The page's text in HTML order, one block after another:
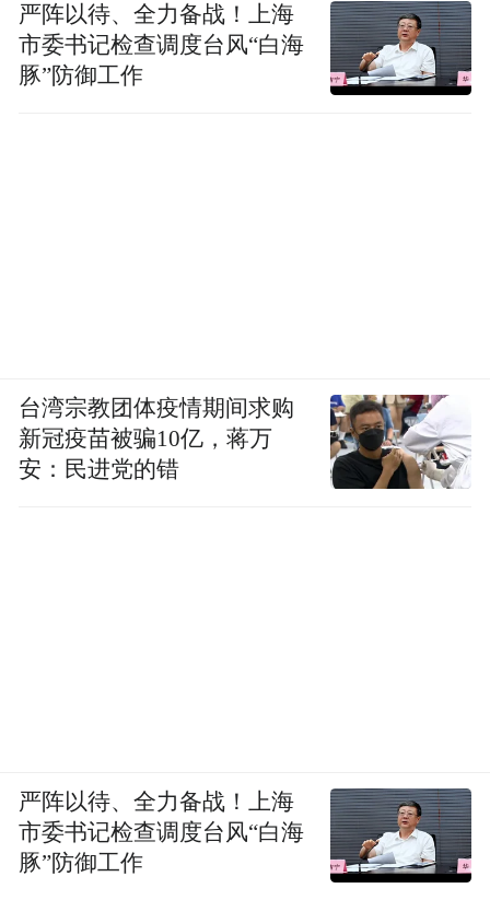
严阵以待、全力备战！上海
市委书记检查调度台风“白海
豚”防御工作
台湾宗教团体疫情期间求购
新冠疫苗被骗10亿，蒋万
安：民进党的错
严阵以待、全力备战！上海
市委书记检查调度台风“白海
豚”防御工作